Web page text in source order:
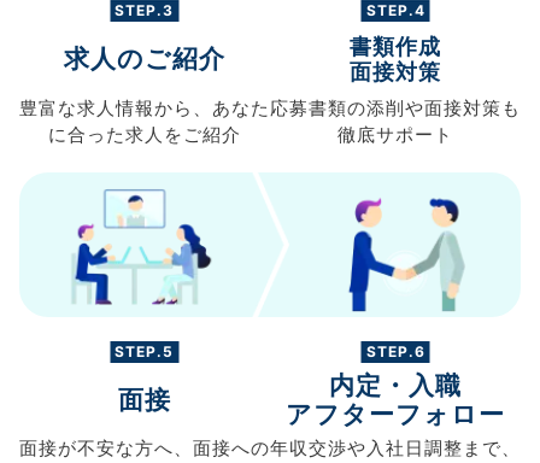
STEP.3
求人のご紹介
豊富な求人情報から、 あなた
に合った求人を ご紹介
STEP.4
書類作成
面接対策
応募書類の添削や面接対策も
徹底サポート
STEP.5
面接
面接が不安な方へ、 面接への
STEP.6
内定・入職
アフターフォロー
年収交渉や入社日調整まで、